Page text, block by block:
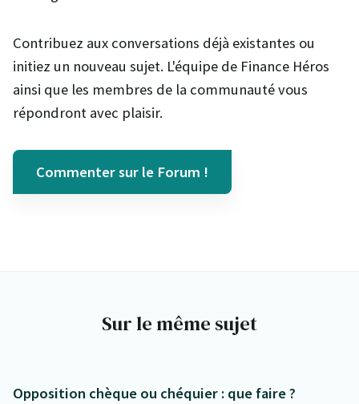
Contribuez aux conversations déjà existantes ou
initiez un nouveau sujet. L'équipe de Finance Héros
ainsi que les membres de la communauté vous
répondront avec plaisir.
Commenter sur le Forum !
Sur le même sujet
Opposition chèque ou chéquier : que faire ?